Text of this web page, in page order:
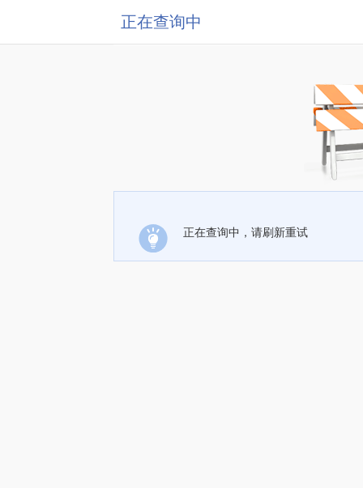
正在查询中
正在查询中，请刷新重试